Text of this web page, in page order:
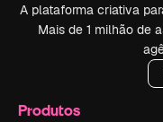
A plataforma criativa
Mais de 1 milhão de
Produtos